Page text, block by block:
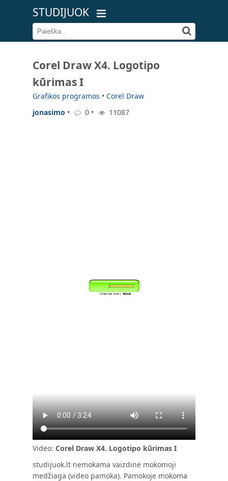
STUDIJUOK
Corel Draw X4. Logotipo
kūrimas I
Grafikos programos • Corel Draw
jonasimo • 0 • 11087
Video: Corel Draw X4. Logotipo kūrimas I
studijuok.lt nemokama vaizdinė mokomoji
medžiaga (video pamoka). Pamokoje mokoma